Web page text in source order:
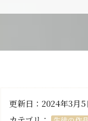
更新日：2024年3月5